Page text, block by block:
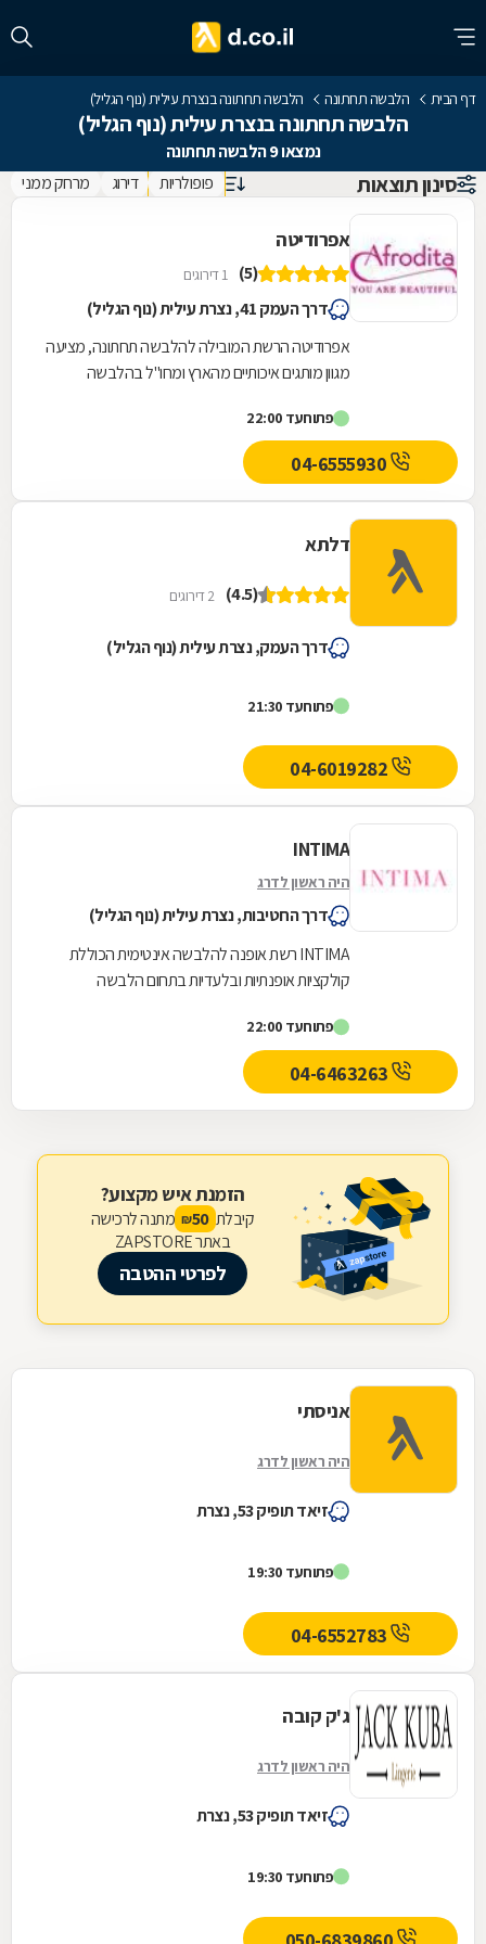
דף הבית הלבשה תחתונה הלבשה תחתונה בנצרת עילית (נוף הגליל)
הלבשה תחתונה בנצרת עילית (נוף הגליל)
נמצאו 9 הלבשה תחתונה
סינון תוצאות פופולריות דירוג מרחק ממני
אפרודיטה
(5) 1 דירוגים
דרך העמק 41, נצרת עילית (נוף הגליל)
אפרודיטה הרשת המובילה להלבשה תחתונה, מציעה
מגוון מותגים איכותיים מהארץ ומחו"ל בהלבשה
הלבשת...
פתוחעד 22:00
דלתא
(4.5) 2 דירוגים
דרך העמק, נצרת עילית (נוף הגליל)
פתוחעד 21:30
INTIMA
היה ראשון לדרג
דרך החטיבות, נצרת עילית (נוף הגליל)
INTIMA רשת אופנה להלבשה אינטימית הכוללת
קולקציות אופנתיות ובלעדיות בתחום הלבשה
המוצרים מעוצבים...
פתוחעד 22:00
04-6463263
הזמנת איש מקצוע?
קיבלת 50
₪ מתנה לרכישה
באתר ZAPSTORE
לפרטי ההטבה
אניסתי
היה ראשון לדרג
זיאד תופיק 53, נצרת
פתוחעד 19:30
04-6552783
ג'ק קובה
היה ראשון לדרג
זיאד תופיק 53, נצרת
פתוחעד 19:30